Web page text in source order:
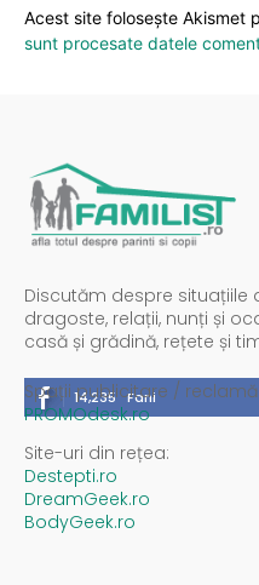
Acest site folosește Akismet
sunt procesate datele
Discutăm despre situațiile
dragoste, relații, nunți și
casă și grădină, rețete și
14,235 Fani
Spații publicitare /
PROMOdesk.ro
Site-uri din rețea:
Destepti.ro
DreamGeek.ro
BodyGeek.ro